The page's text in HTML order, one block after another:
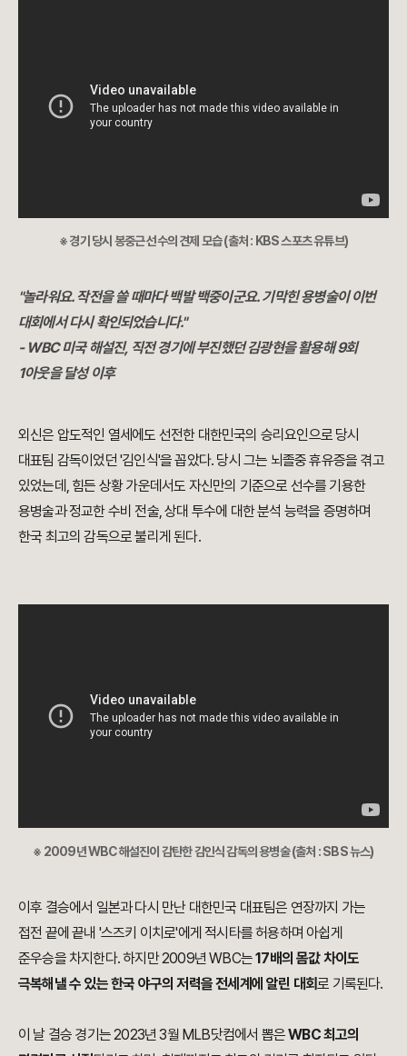
※ 경기 당시 봉중근 선수의 견제 모습 (출처 : KBS 스포츠 유튜브)
"놀라워요. 작전을 쓸 때마다 백발 백중이군요. 기막힌 용병술이 이번
대회에서 다시 확인되었습니다."
- WBC 미국 해설진, 직전 경기에 부진했던 김광현을 활용해 9회
1아웃을 달성 이후
외신은 압도적인 열세에도 선전한 대한민국의 승리요인으로 당시
대표팀 감독이었던 '김인식'을 꼽았다. 당시 그는 뇌졸중 휴유증을 겪고
있었는데, 힘든 상황 가운데서도 자신만의 기준으로 선수를 기용한
용병술과 정교한 수비 전술, 상대 투수에 대한 분석 능력을 증명하며
한국 최고의 감독으로 불리게 된다.
※ 2009년 WBC 해설진이 감탄한 김인식 감독의 용병술 (출처 : SBS 뉴스)
이후 결승에서 일본과 다시 만난 대한민국 대표팀은 연장까지 가는
접전 끝에 끝내 '스즈키 이치로'에게 적시타를 허용하며 아쉽게
준우승을 차지한다. 하지만 2009년 WBC는17배의 몸값 차이도
극복해낼 수 있는 한국 야구의 저력을 전세계에 알린 대회 로 기록된다.
이 날 결승 경기는 2023년 3월 MLB닷컴에서 뽑은WBC 최고의